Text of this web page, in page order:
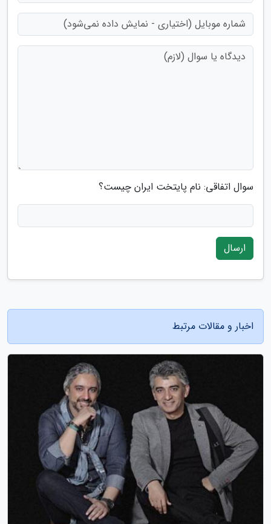
سوال اتفاقی: نام پایتخت ایران چیست؟
ارسال
اخبار و مقالات مرتبط